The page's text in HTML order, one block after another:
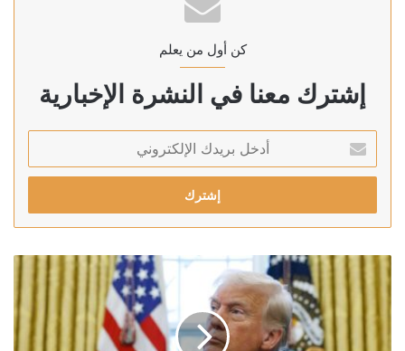
كن أول من يعلم
إشترك معنا في النشرة الإخبارية
بريدك
الإلكتروني